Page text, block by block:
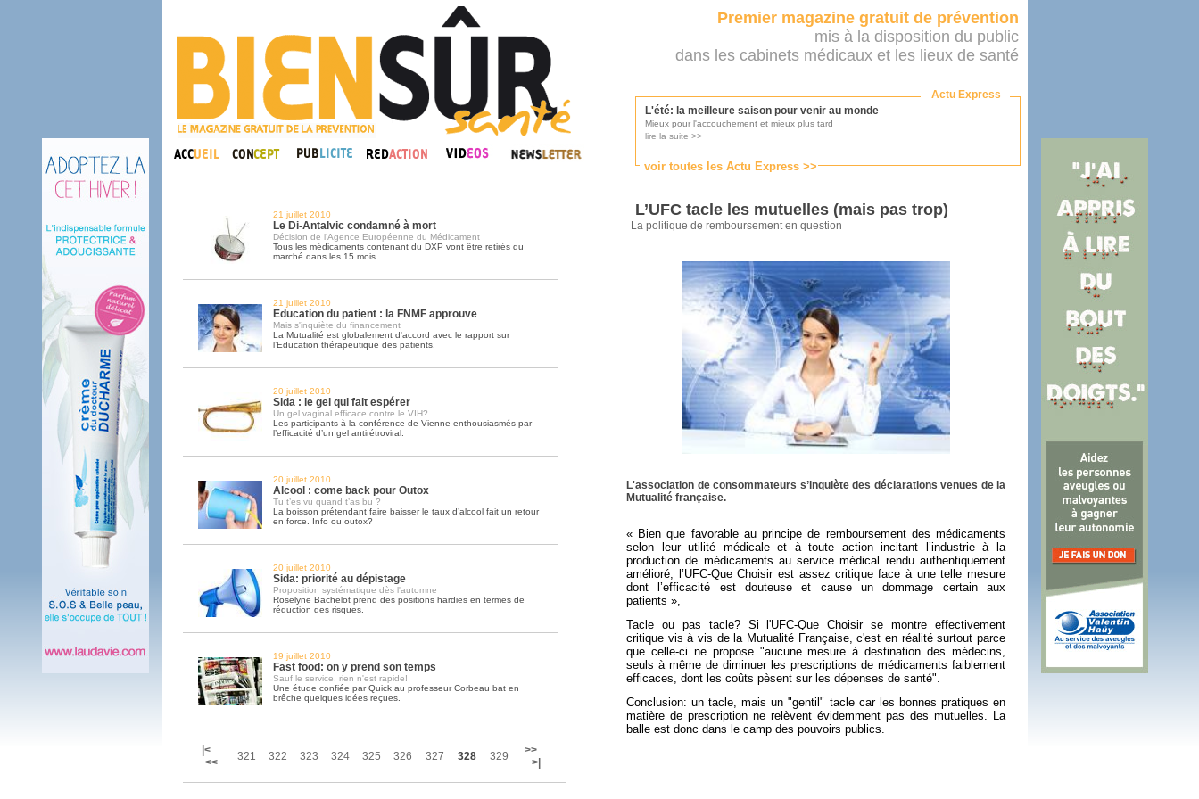
Premier magazine gratuit de prévention
mis à la disposition du public
dans les cabinets médicaux et les lieux de santé
Actu Express
voir toutes les Actu Express >>
L'été: la meilleure saison pour venir au monde
Mieux pour l'accouchement et mieux plus tard
lire la suite >>
Consultés par l'Ordre des médecins, pas par le ministère...
lire la suite >>
Une campagne de pub pour aimer son médecin
La pub au service des praticiens?
lire la suite >>
DMP, l'Arlésienne va devenir réalité
Déploiement prévu au 4ème trimestre 2016
lire la suite >>
Soins palliatifs: 40 millions de plus en 2016
La journée mondiale des soins palliatifs n'a pas été inutile
21 juillet 2010
Le Di-Antalvic condamné à mort
Décision de l’Agence Européenne du Médicament
Tous les médicaments contenant du DXP vont être retirés du
marché dans les 15 mois.
21 juillet 2010
Education du patient : la FNMF approuve
Mais s'inquiète du financement
La Mutualité est globalement d'accord avec le rapport sur
l’Education thérapeutique des patients.
20 juillet 2010
Sida : le gel qui fait espérer
Un gel vaginal efficace contre le VIH?
Les participants à la conférence de Vienne enthousiasmés par
l’efficacité d’un gel antirétroviral.
20 juillet 2010
Alcool : come back pour Outox
Tu t’es vu quand t’as bu ?
La boisson prétendant faire baisser le taux d’alcool fait un retour
en force. Info ou outox?
20 juillet 2010
Sida: priorité au dépistage
Proposition systématique dès l'automne
Roselyne Bachelot prend des positions hardies en termes de
réduction des risques.
19 juillet 2010
Fast food: on y prend son temps
Sauf le service, rien n'est rapide!
Une étude confiée par Quick au professeur Corbeau bat en
brêche quelques idées reçues.
|<
<<
321 322 323 324 325 326 327 328 329
>>
>|
L’UFC tacle les mutuelles (mais pas trop)
La politique de remboursement en question
L'association de consommateurs s’inquiète des déclarations venues de la
Mutualité française.
« Bien que favorable au principe de remboursement des médicaments
selon leur utilité médicale et à toute action incitant l’industrie à la
production de médicaments au service médical rendu authentiquement
amélioré, l’UFC-Que Choisir est assez critique face à une telle mesure
dont l’efficacité est douteuse et cause un dommage certain aux
patients »,
Tacle ou pas tacle? Si l'UFC-Que Choisir se montre effectivement
critique vis à vis de la Mutualité Française, c'est en réalité surtout parce
que celle-ci ne propose "aucune mesure à destination des médecins,
seuls à même de diminuer les prescriptions de médicaments faiblement
efficaces, dont les coûts pèsent sur les dépenses de santé".
Conclusion: un tacle, mais un "gentil" tacle car les bonnes pratiques en
matière de prescription ne relèvent évidemment pas des mutuelles. La
balle est donc dans le camp des pouvoirs publics.